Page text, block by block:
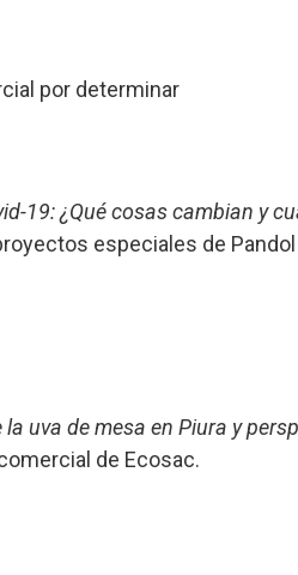
por determinar
19: ¿Qué cosas cambian y
especiales de
la uva de mesa en Piura y
de Ecosac.